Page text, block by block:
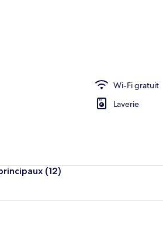
Wi-Fi gratuit
Laverie
(12)